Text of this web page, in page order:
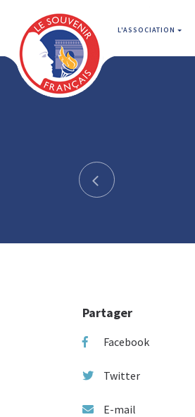
L'ASSOCIATION
Partager
Facebook
Twitter
E-mail